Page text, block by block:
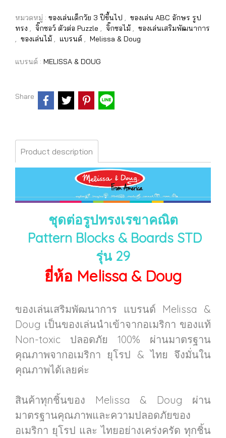
หมวดหมู่ : ของเล่นเด็กวัย 3 ปีขึ้นไป , ของเล่น ABC อักษร รูป
ทรง , จิ๊กซอว์ ตัวต่อ Puzzle , จิ๊กซอไม้ , ของเล่นเสริมพัฒนาการ
, ของเล่นไม้ , แบรนด์ , Melissa & Doug
แบรนด์ : MELISSA & DOUG
Share
Product description
ชุดต่อรูปทรงเรขาคณิต
Pattern Blocks & Boards STD
รุ่น 29
ยี่ห้อ Melissa & Doug
ของเล่นเสริมพัฒนาการ แบรนด์ Melissa &
Doug เป็นของเล่นนำเข้าจากอเมริกา ของแท้
Non-toxic ปลอดภัย 100% ผ่านมาตรฐาน
คุณภาพจากอเมริกา ยุโรป & ไทย จึงมั่นใน
คุณภาพได้เลยค่ะ
สินค้าทุกชิ้นของ Melissa & Doug ผ่าน
มาตรฐานคุณภาพและความปลอดภัยของ
อเมริกา ยุโรป และ ไทยอย่างเคร่งครัด ทุกชิ้น